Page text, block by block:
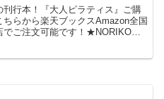
もすっきり】
行本！『大人ピラティス』ご購
ちらから楽天ブックスAmazon全国
でご注文可能です！★NORIKO